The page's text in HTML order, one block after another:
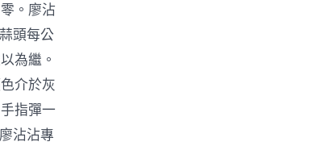
。廖沾
頭每公
為繼。
介於灰
指彈一
沾沾專